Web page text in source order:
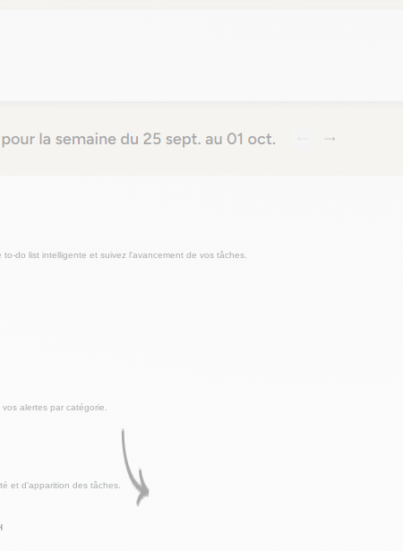
to-do list intelligente et suivez l'avancement de vos tâches.
alertes par catégorie.
et d'apparition des tâches.